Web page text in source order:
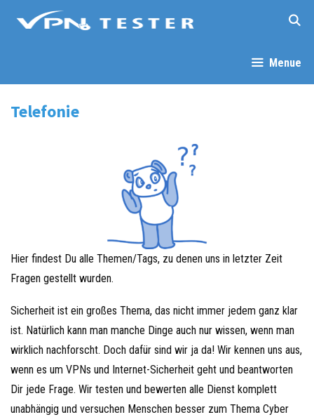
Menue
Telefonie
Hier findest Du alle Themen/Tags, zu denen uns in letzter Zeit
Fragen gestellt wurden.
Sicherheit ist ein großes Thema, das nicht immer jedem ganz klar
ist. Natürlich kann man manche Dinge auch nur wissen, wenn man
wirklich nachforscht. Doch dafür sind wir ja da! Wir kennen uns aus,
wenn es um VPNs und Internet-Sicherheit geht und beantworten
Dir jede Frage. Wir testen und bewerten alle Dienst komplett
unabhängig und versuchen Menschen besser zum Thema Cyber